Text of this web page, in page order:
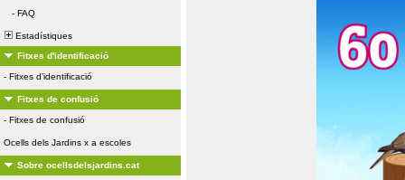
- FAQ
Estadístiques
Fitxes d'identificació
- Fitxes d'identificació
Fitxes de confusió
- Fitxes de confusió
Ocells dels Jardins x a escoles
Sobre ocellsdelsjardins.cat